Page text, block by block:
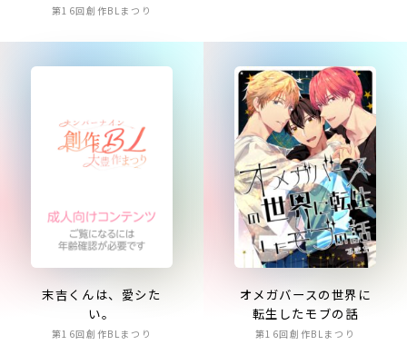
第16回創作BLまつり
末吉くんは、愛シた
い。
第16回創作BLまつり
オメガバースの世界に
転生したモブの話
第16回創作BLまつり